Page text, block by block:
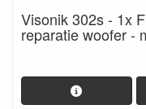
Visonik 302s - 1x
reparatie woofer -